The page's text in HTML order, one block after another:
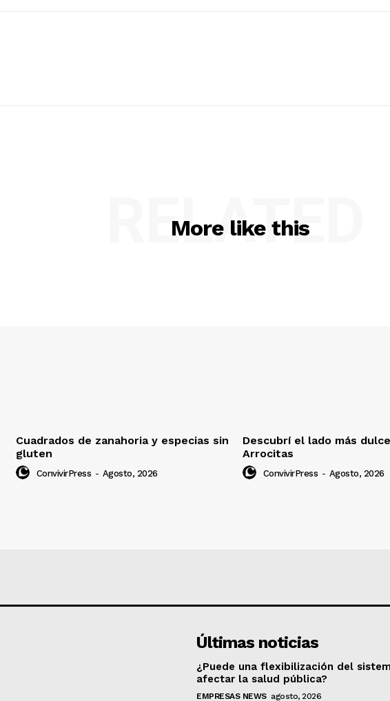
More like this
RELATED
Cuadrados de zanahoria y especias sin
gluten
ConvivirPress - Agosto, 2026
Descubrí el lado más
Arrocitas
ConvivirPress - Agosto, 2026
Últimas noticias
¿Puede una flexibilización del
afectar la salud pública?
EMPRESAS NEWS agosto, 2026